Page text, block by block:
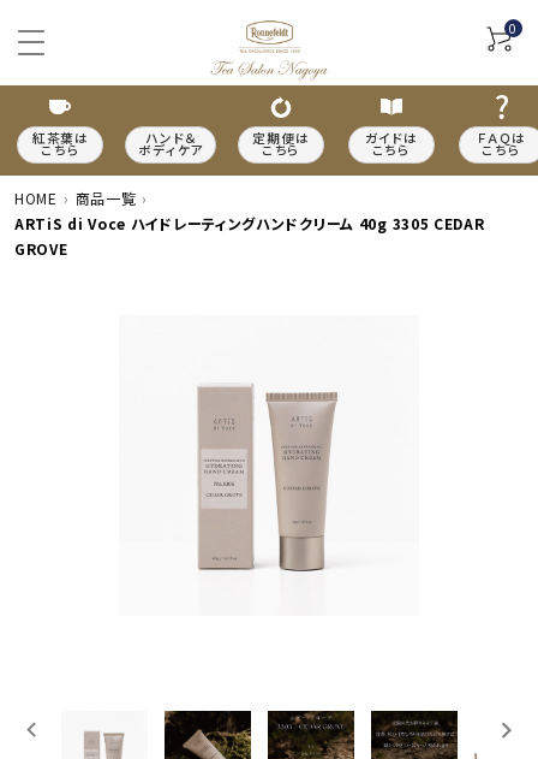
0
紅茶葉は
こちら
ハンド＆
ボディケア
定期便は
こちら
ガイドは
こちら
ＦＡＱは
こちら
ご利用ガイド
HOME
商品一覧
ARTiS di Voce ハイドレーティングハンドクリーム 40g 3305 CEDAR
GROVE